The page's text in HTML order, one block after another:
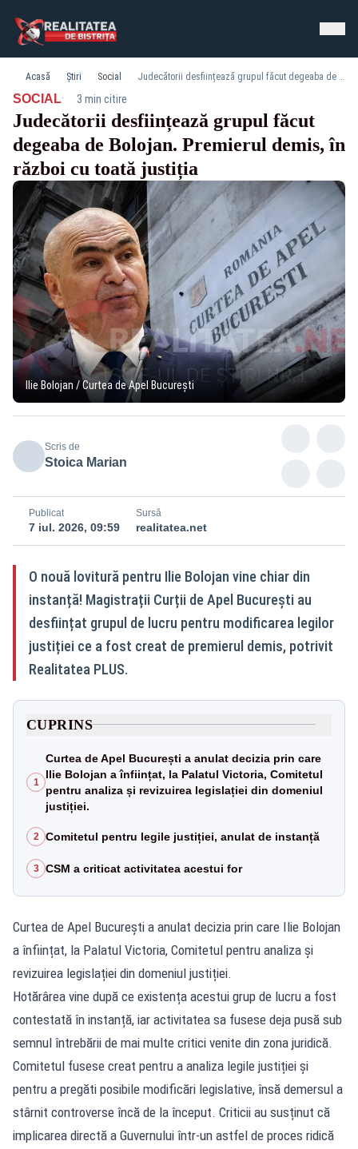
Acasă Știri Social Judecătorii desființează grupul făcut degeaba de Bolojan. Premierul demis, în război cu toată justiția
SOCIAL· 3 min citire
Judecătorii desființează grupul făcut
degeaba de Bolojan. Premierul demis, în
război cu toată justiția
Ilie Bolojan / Curtea de Apel București
Scris de
Stoica Marian
Publicat
7 iul. 2026, 09:59
Sursă
realitatea.net
O nouă lovitură pentru Ilie Bolojan vine chiar din
instanță! Magistrații Curții de Apel București au
desființat grupul de lucru pentru modificarea legilor
justiției ce a fost creat de premierul demis, potrivit
Realitatea PLUS.
CUPRINS
1
Curtea de Apel București a anulat decizia prin care
Ilie Bolojan a înființat, la Palatul Victoria, Comitetul
pentru analiza și revizuirea legislației din domeniul
justiției.
2 Comitetul pentru legile justiției, anulat de instanță
3 CSM a criticat activitatea acestui for
Curtea de Apel București a anulat decizia prin care Ilie Bolojan
a înființat, la Palatul Victoria, Comitetul pentru analiza și
revizuirea legislației din domeniul justiției.
Hotărârea vine după ce existența acestui grup de lucru a fost
contestată în instanță, iar activitatea sa fusese deja pusă sub
semnul întrebării de mai multe critici venite din zona juridică.
Comitetul fusese creat pentru a analiza legile justiției și
pentru a pregăti posibile modificări legislative, însă demersul a
stârnit controverse încă de la început. Criticii au susținut că
implicarea directă a Guvernului într-un astfel de proces ridică